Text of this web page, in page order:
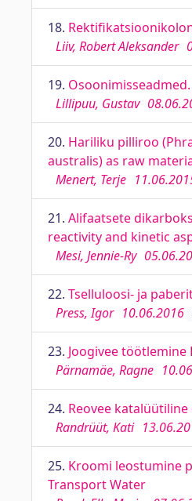
18.
Liiv, Robert Aleksander
19.
Lillipuu, Gustav
20. Hariliku pilliroo
australis) as raw
Menert, Terje
21. Alifaatsete
reactivity and kinetic
Mesi, Jennie-Ry
22. Tselluloosi- ja
Press, Igor 10.06.2016
23. Joogivee
Pärnamäe, Ragne
24. Reovee
Randrüüt, Kati
25. Kroomi leostumine
Transport Water